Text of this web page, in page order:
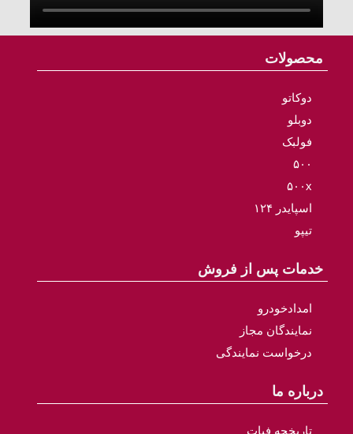
محصولات
دوکاتو
دوبلو
فولبک
۵۰۰
۵۰۰x
اسپایدر ۱۲۴
تیپو
خدمات پس از فروش
امدادخودرو
نمایندگان مجاز
درخواست نمایندگی
درباره ما
تاریخچه فیات